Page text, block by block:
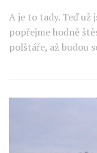
A je to tady. Teď už
popřejme hodně
polštáře, až budou